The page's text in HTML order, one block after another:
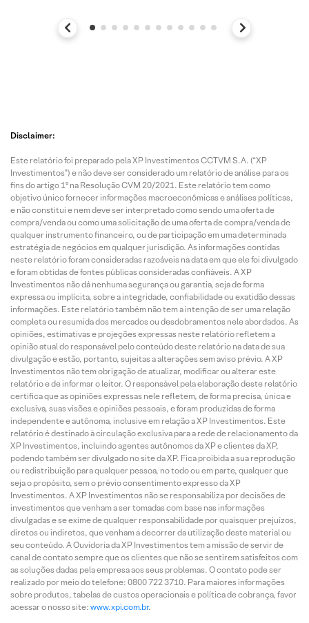
Disclaimer:
Este relatório foi preparado pela XP Investimentos CCTVM S.A. (“XP
Investimentos”) e não deve ser considerado um relatório de análise para os
fins do artigo 1º na Resolução CVM 20/2021. Este relatório tem como
objetivo único fornecer informações macroeconômicas e análises políticas,
e não constitui e nem deve ser interpretado como sendo uma oferta de
compra/venda ou como uma solicitação de uma oferta de compra/venda de
qualquer instrumento financeiro, ou de participação em uma determinada
estratégia de negócios em qualquer jurisdição. As informações contidas
neste relatório foram consideradas razoáveis na data em que ele foi divulgado
e foram obtidas de fontes públicas consideradas confiáveis. A XP
Investimentos não dá nenhuma segurança ou garantia, seja de forma
expressa ou implícita, sobre a integridade, confiabilidade ou exatidão dessas
informações. Este relatório também não tem a intenção de ser uma relação
completa ou resumida dos mercados ou desdobramentos nele abordados. As
opiniões, estimativas e projeções expressas neste relatório refletem a
opinião atual do responsável pelo conteúdo deste relatório na data de sua
divulgação e estão, portanto, sujeitas a alterações sem aviso prévio. A XP
Investimentos não tem obrigação de atualizar, modificar ou alterar este
relatório e de informar o leitor. O responsável pela elaboração deste relatório
certifica que as opiniões expressas nele refletem, de forma precisa, única e
exclusiva, suas visões e opiniões pessoais, e foram produzidas de forma
independente e autônoma, inclusive em relação a XP Investimentos. Este
relatório é destinado à circulação exclusiva para a rede de relacionamento da
XP Investimentos, incluindo agentes autônomos da XP e clientes da XP,
podendo também ser divulgado no site da XP. Fica proibida a sua reprodução
ou redistribuição para qualquer pessoa, no todo ou em parte, qualquer que
seja o propósito, sem o prévio consentimento expresso da XP
Investimentos. A XP Investimentos não se responsabiliza por decisões de
investimentos que venham a ser tomadas com base nas informações
divulgadas e se exime de qualquer responsabilidade por quaisquer prejuízos,
diretos ou indiretos, que venham a decorrer da utilização deste material ou
seu conteúdo. A Ouvidoria da XP Investimentos tem a missão de servir de
canal de contato sempre que os clientes que não se sentirem satisfeitos com
as soluções dadas pela empresa aos seus problemas. O contato pode ser
realizado por meio do telefone: 0800 722 3710. Para maiores informações
sobre produtos, tabelas de custos operacionais e política de cobrança, favor
acessar o nosso site: www.xpi.com.br.